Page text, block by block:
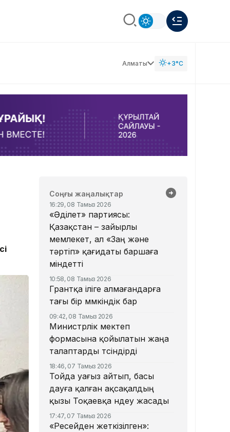
Алматы +3°C
Соңғы жаңалықтар
16:29, 08 Тамыз 2026
«Әділет» партиясы:
Қазақстан – зайырлы
мемлекет, ал «Заң және
тәртіп» қағидаты баршаға
міндетті
10:58, 08 Тамыз 2026
Грантқа іліге алмағандарға
тағы бір мүмкіндік бар
09:42, 08 Тамыз 2026
Министрлік мектеп
формасына қойылатын жаңа
талаптарды түсіндірді
18:46, 07 Тамыз 2026
Тойда уағыз айтып, басы
дауға қалған ақсақалдың
қызы Тоқаевқа үндеу жасады
17:47, 07 Тамыз 2026
«Ресейден жеткізілген»: